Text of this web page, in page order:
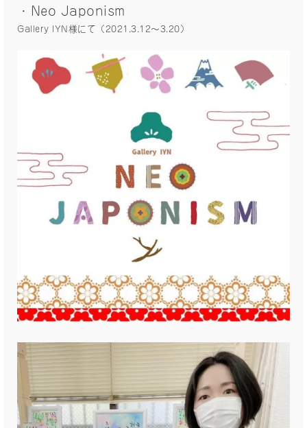
・Neo Japonism
Gallery IYN様にて（2021.3.12〜3.20）